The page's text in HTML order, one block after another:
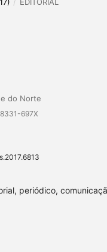
do Norte
697X
periódico,